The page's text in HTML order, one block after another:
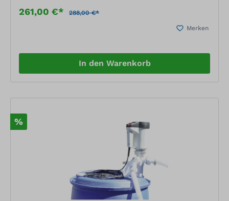
261,00 €* 288,00 €*
Merken
In den Warenkorb
%